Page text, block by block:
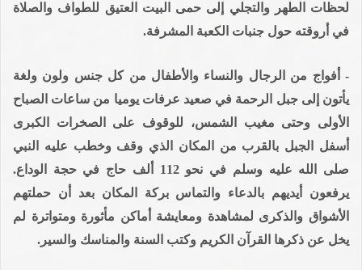
لحظات الطهر والتجلي إلى حمى البيت العتيق للطواف والصلاة
في أروقته حول جنبات الكعبة المشرفة.
- أفواج من الرجال والنساء والأطفال من كل جنس ولون ولغة
يأتون إلى جبل الرحمة في صعيد عرفات يوميا من ساعات الصباح
الأولى وحتى مغيب الشمس، للوقوف على الصخرات الكبرى
أسفل الجبل بالقرب من المكان الذي وقف وخطب عليه النبي
صلى الله عليه وسلم في نحو 112 ألف حاج في حجة الوداع.
يرفعون أيديهم بالدعاء والتماس بركة المكان بعد أن حملتهم
الأشواق والذكرى لمشاهدة ومعايشة أماكن مأثورة ومتواترة لم
يخل عن ذكرها القرآن الكريم وكتب السنة والمناسك والسير.